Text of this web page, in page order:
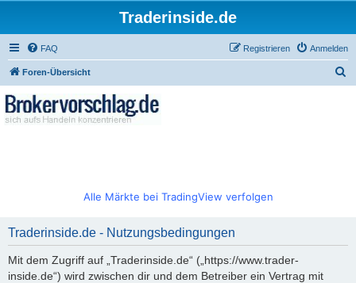
Traderinside.de
FAQ Anmelden
Registrieren
Foren-Übersicht
Alle Märkte bei TradingView verfolgen
Traderinside.de - Nutzungsbedingungen
Mit dem Zugriff auf „Traderinside.de“ („https://www.trader-
inside.de“) wird zwischen dir und dem Betreiber ein Vertrag mit